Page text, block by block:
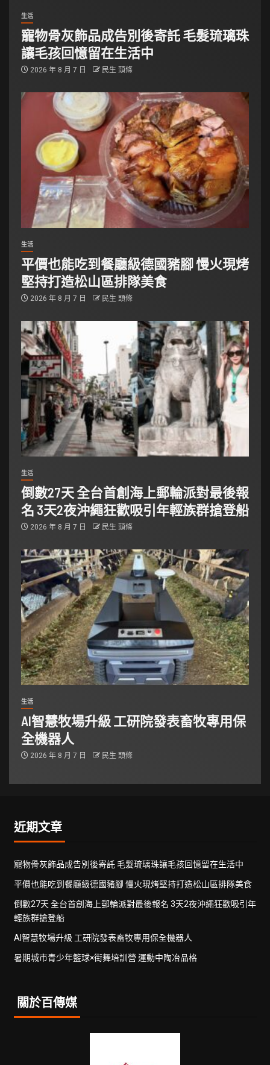
生活
寵物骨灰飾品成告別後寄託 毛髮琉璃珠
讓毛孩回憶留在生活中
2026 年 8 月 7 日 民生 頭條
生活
平價也能吃到餐廳級德國豬腳 慢火現烤
堅持打造松山區排隊美食
2026 年 8 月 7 日 民生 頭條
生活
倒數27天 全台首創海上郵輪派對最後報
名 3天2夜沖繩狂歡吸引年輕族群搶登船
2026 年 8 月 7 日 民生 頭條
生活
AI智慧牧場升級 工研院發表畜牧專用保
全機器人
2026 年 8 月 7 日 民生 頭條
近期文章
寵物骨灰飾品成告別後寄託 毛髮琉璃珠讓毛孩回憶留在生活中
平價也能吃到餐廳級德國豬腳 慢火現烤堅持打造松山區排隊美食
倒數27天 全台首創海上郵輪派對最後報名 3天2夜沖繩狂歡吸引年
輕族群搶登船
AI智慧牧場升級 工研院發表畜牧專用保全機器人
暑期城市青少年籃球×街舞培訓營 運動中陶冶品格
關於百傳媒